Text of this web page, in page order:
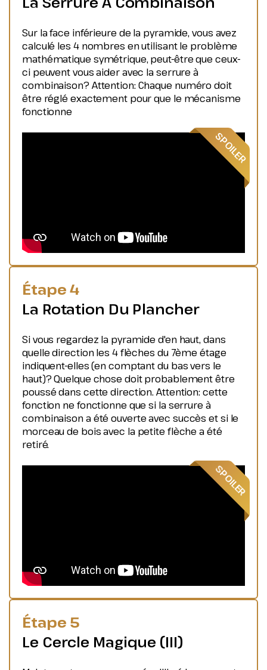
Sur la face inférieure de la pyramide, vous avez
calculé les 4 nombres en utilisant le problème
mathématique symétrique, peut-être que ceux-
ci peuvent vous aider avec la serrure à
combinaison? Attention: Chaque numéro doit
être réglé exactement pour que le mécanisme
fonctionne
Étape 4
La Rotation Du Plancher
Si vous regardez la pyramide d'en haut, dans
quelle direction les 4 flèches du 7ème étage
indiquent-elles (en comptant du bas vers le
haut)? Quelque chose doit probablement être
poussé dans cette direction. Attention: cette
fonction ne fonctionne que si la serrure à
combinaison a été ouverte avec succès et si le
morceau de bois avec la petite flèche a été
retiré.
Étape 5
Le Cercle Magique (III)